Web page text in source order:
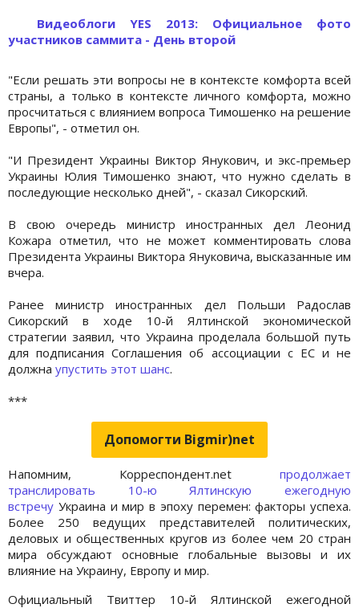
Видеоблоги YES 2013: Официальное фото
участников саммита - День второй
"Если решать эти вопросы не в контексте комфорта всей
страны, а только в контексте личного комфорта, можно
просчитаться с влиянием вопроса Тимошенко на решение
Европы", - отметил он.
"И Президент Украины Виктор Янукович, и экс-премьер
Украины Юлия Тимошенко знают, что нужно сделать в
последующие несколько дней", - сказал Сикорский.
В свою очередь министр иностранных дел Леонид
Кожара отметил, что не может комментировать слова
Президента Украины Виктора Януковича, высказанные им
вчера.
Ранее министр иностранных дел Польши Радослав
Сикорский в ходе 10-й Ялтинской экономической
стратегии заявил, что Украина проделала большой путь
для подписания Соглашения об ассоциации с ЕС и не
должна упустить этот шанс.
***
Допомогти Bigmir)net
Напомним, Корреспондент.net продолжает
транслировать 10-ю Ялтинскую ежегодную
встречу Украина и мир в эпоху перемен: факторы успеха.
Более 250 ведущих представителей политических,
деловых и общественных кругов из более чем 20 стран
мира обсуждают основные глобальные вызовы и их
влияние на Украину, Европу и мир.
Официальный Твиттер 10-й Ялтинской ежегодной